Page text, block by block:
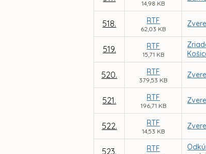
14,98 KB
518. RTF
62,03 KB
519. RTF
15,71 KB
520. RTF
379,53 KB
521. RTF
196,71 KB
522. RTF
14,53 KB
523. RTF